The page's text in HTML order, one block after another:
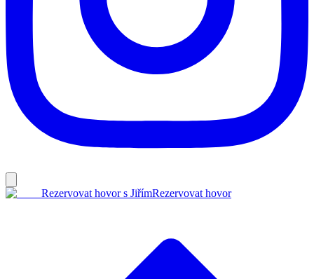
Rezervovat hovor s JiřímRezervovat hovor